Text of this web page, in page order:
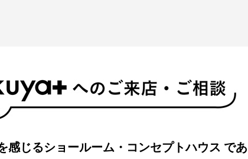
感じるショールーム・コンセプトハウス であ